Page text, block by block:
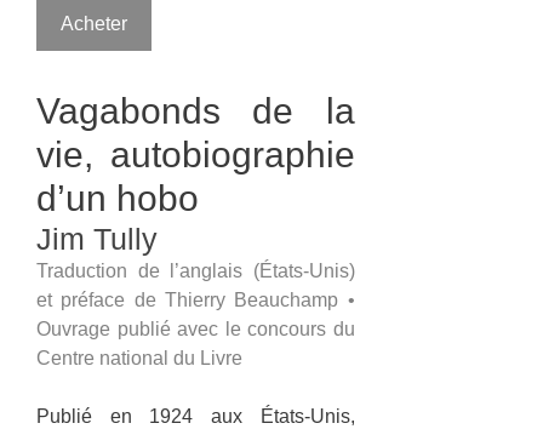
Acheter
Vagabonds de la
vie, autobiographie
d’un hobo
Jim Tully
Traduction de l’anglais (États-Unis)
et préface de Thierry Beauchamp •
Ouvrage publié avec le concours du
Centre national du Livre
Publié en 1924 aux États-Unis,